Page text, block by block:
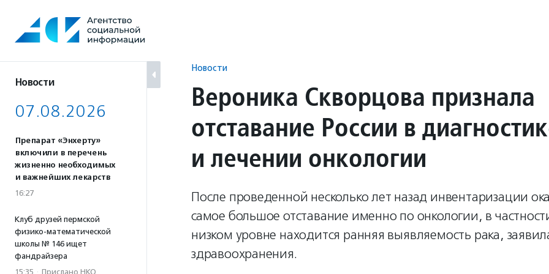
содержанию
Новости
07.08.2026
Препарат «Энхерту»
включили в перечень
жизненно необходимых
и важнейших лекарств
16:27
Клуб друзей пермской
физико-математической
школы № 146 ищет
фандрайзера
15:35 · Прислано НКО
Новости
Вероника Скворцова признала
отставание России в
и лечении онкологии
После проведенной несколько лет назад инвентаризации
самое большое отставание именно по онкологии, в
низком уровне находится ранняя выявляемость рака,
здравоохранения.